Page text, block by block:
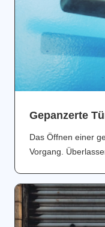
Gepanzerte
Das Öffnen einer
Vorgang.